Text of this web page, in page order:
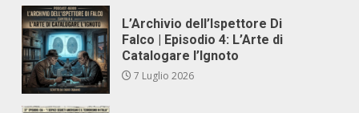
L’Archivio dell’Ispettore Di
Falco | Episodio 4: L’Arte di
Catalogare l’Ignoto
7 Luglio 2026